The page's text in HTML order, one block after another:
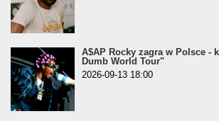
A$AP Rocky zagra w Polsce -
Dumb World Tour"
2026-09-13 18:00